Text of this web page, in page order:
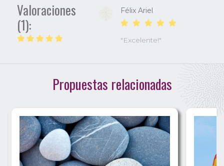
Valoraciones
(1):
Félix Ariel
"Excelente!"
Propuestas relacionadas